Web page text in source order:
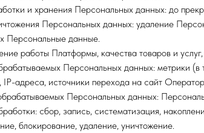
и хранения Персональных данных: до
Персональных данных: удаление
Персональные данные.
работы Платформы, качества товаров и
Персональных данных: метрики
адреса, источники перехода на сайт
Персональных данных:
сбор, запись, систематизация,
блокирование, удаление, уничтожение.